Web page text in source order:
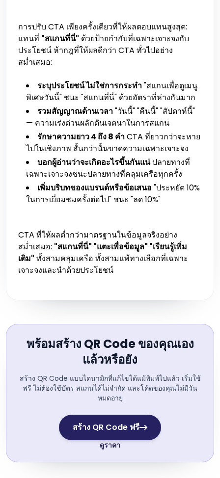
การปรับ CTA เพียงครั้งเดียวที่ให้ผลตอบแทนสูงสุด:
แทนที่ "สแกนที่นี่" ด้วยป้ายกำกับที่เฉพาะเจาะจงกับ
ประโยชน์ ห้ากฎที่ให้ผลดีกว่า CTA ทั่วไปอย่าง
สม่ำเสมอ:
ระบุประโยชน์ ไม่ใช่การกระทำ"สแกนเพื่อดูเมนู
พิเศษวันนี้" ชนะ "สแกนที่นี่" ด้วยอัตราที่ห่างกันมาก
รวมสัญญาณด้านเวลา"วันนี้" "คืนนี้" "สัปดาห์นี้"
— ความเร่งด่วนผลักดันเจตนาในการสแกน
รักษาความยาว 4 ถึง 8 คำCTA ที่ยาวกว่าจะหาย
ไปในเชิงภาพ สั้นกว่านั้นขาดความเฉพาะเจาะจง
บอกผู้อ่านว่าจะเกิดอะไรขึ้นกันแน่ปลายทางที่
เฉพาะเจาะจงชนะปลายทางที่คลุมเครือทุกครั้ง
เพิ่มบริบทของแบรนด์หรือข้อเสนอ "ประหยัด 10%
ในการเยี่ยมชมครั้งต่อไป" ชนะ "ลด 10%"
CTA ที่ให้ผลต่ำกว่ามาตรฐานในข้อมูลจริงอย่าง
สม่ำเสมอ: "สแกนที่นี่" "แตะเพื่อข้อมูล" "เรียนรู้เพิ่ม
เติม" ทั้งสามคลุมเครือ ทั้งสามแพ้ทางเลือกที่เฉพาะ
เจาะจงและนำด้วยประโยชน์
พร้อมสร้าง QR Code ของคุณเอง
แล้วหรือยัง
สร้าง QR Code แบบไดนามิกที่แก้ไขได้แม้พิมพ์ไปแล้ว เริ่มใช้
ฟรี ไม่ต้องใช้บัตร สแกนได้ไม่จำกัด และโค้ดของคุณไม่มีวัน
หมดอายุ
สร้าง QR Code ฟรี
ดูราคา